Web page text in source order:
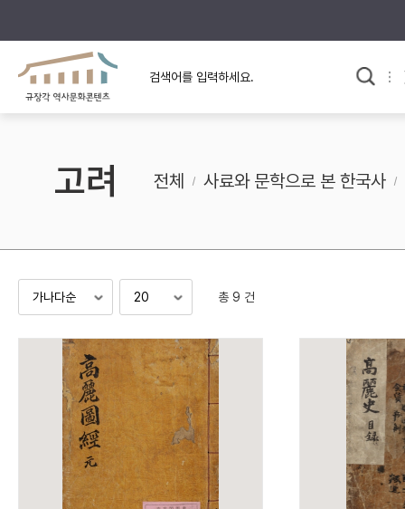
규장각의 어제와 오늘
규장각 소개영상
사료와 문학으로 본
고대
조선 후기
검색 연산자 사용안내
연산자
정조 AND 정약용
“정조”와 “정약
OR “정조” 또는 “
고려 전체 사료와 문학으로 본 한국사
총 9 건